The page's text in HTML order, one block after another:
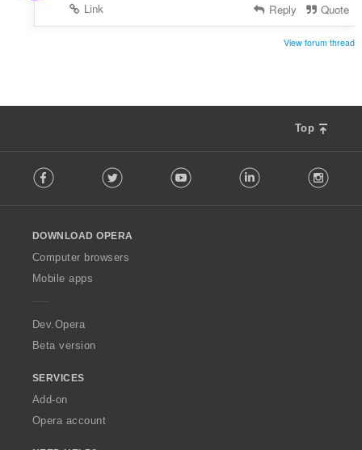
Link
Reply Quote
View forum thread
Top
o
w
O
p
a
Facebook Twitter Youtube LinkedIn
DOWNLOAD OPERA
Computer browsers
Mobile apps
Dev.Opera
Beta version
SERVICES
Add-on
Opera account